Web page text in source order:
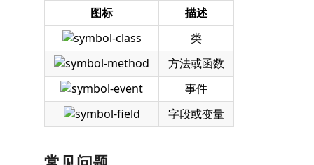
图标
描述
类
方法或函数
事件
字段或变量